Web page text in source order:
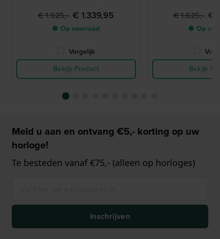
€ 1.925,- € 1.339,95
● Op voorraad
Vergelijk
Bekijk Product
€ 1.625,- €
● Op
Bekijk
Meld u aan en ontvang €5,- korting op uw
horloge!
Te besteden vanaf €75,- (alleen op horloges)
Inschrijven